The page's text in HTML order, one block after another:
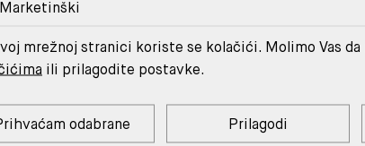
MOŽDA ĆE TI SE
Marketinški
mrežnoj stranici koriste se kolačići. Molimo Vas
ili prilagodite postavke.
odabrane Prilagodi